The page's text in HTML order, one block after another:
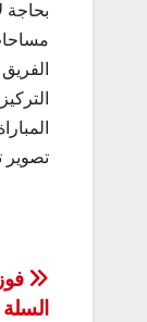
بحاجة
تصوير
السلة